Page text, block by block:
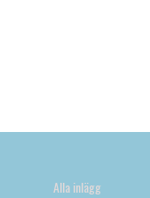
Alla inlägg